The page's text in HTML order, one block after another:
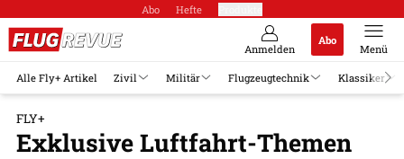
Abo Hefte
Anmelden
Abo
Menü
Alle Fly+ Artikel Zivil Militär Flugzeugtechnik Klassiker
FLY+
Exklusive Luftfahrt-Themen